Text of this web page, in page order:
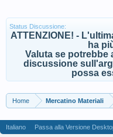
Status Discussione:
ATTENZIONE! -
ha
Valuta se potrebbe
discussione
possa
Home Mercatino Materiali
Italiano Passa alla Versione